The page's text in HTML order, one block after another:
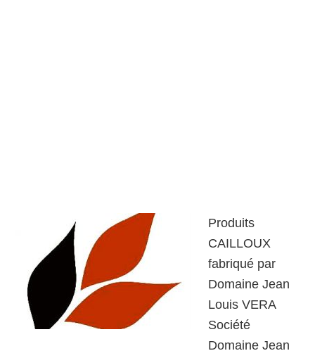
Produits
CAILLOUX
fabriqué par
Domaine Jean
Louis VERA
Société
Domaine Jean